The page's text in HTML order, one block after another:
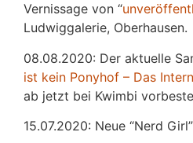
Vernissage von “
Ludwiggalerie, Oberhausen.
08.08.2020: Der aktuelle
ist kein Ponyhof – Das
ab jetzt bei Kwimbi
15.07.2020: Neue “Nerd